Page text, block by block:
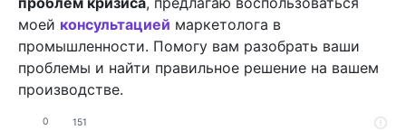
моей консультацией маркетолога в
промышленности. Помогу вам разобрать ваши
проблемы и найти правильное решение на вашем
производстве.
0 151